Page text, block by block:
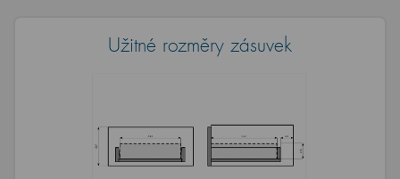
Užitné rozměry zásuvek